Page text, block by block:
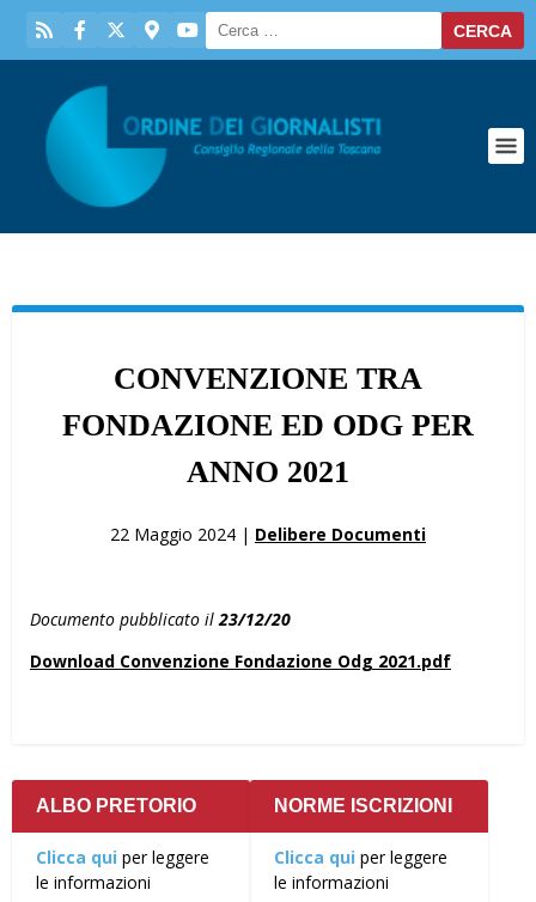
CONVENZIONE TRA
FONDAZIONE ED ODG PER
ANNO 2021
22 Maggio 2024 | Delibere Documenti
Documento pubblicato il 23/12/20
Download Convenzione Fondazione Odg 2021.pdf
ALBO PRETORIO
Clicca qui per leggere
le informazioni
NORME ISCRIZIONI
Clicca qui per leggere
le informazioni